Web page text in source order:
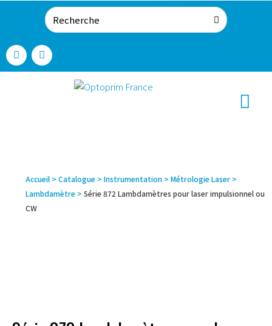
Accueil> Catalogue> Instrumentation> Métrologie Laser>
Lambdamètre> Série 872 Lambdamètres pour laser impulsionnel ou
CW